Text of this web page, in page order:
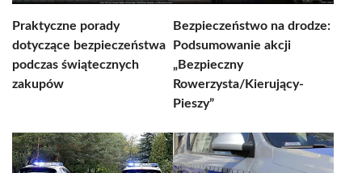
Praktyczne porady
dotyczące bezpieczeństwa
podczas świątecznych
zakupów
Bezpieczeństwo na drodze:
Podsumowanie akcji
„Bezpieczny
Rowerzysta/Kierujący-
Pieszy”